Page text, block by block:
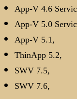
App-V 4.6
App-V 5.0
App-V 5.1,
ThinApp 5.2,
SWV 7.5,
SWV 7.6,